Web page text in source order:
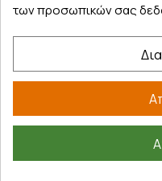
Εξυπηρέτηση
Τα αγαπημένα μου
των προσωπικών σας